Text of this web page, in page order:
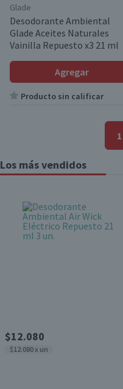
Glade
Desodorante Ambiental
Glade Aceites Naturales
Vainilla Repuesto x3 21 ml
Agregar
Producto sin calificar
1
Los más vendidos
$12.080
$12.080 x un